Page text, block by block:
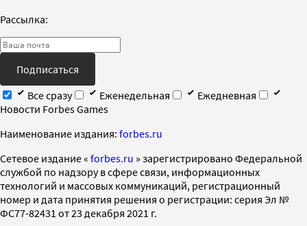
Рассылка:
Подписаться
Все сразу
Еженедельная
Ежедневная
Новости Forbes Games
Наименование издания: forbes.ru
Cетевое издание « forbes.ru » зарегистрировано Федеральной
службой по надзору в сфере связи, информационных
технологий и массовых коммуникаций, регистрационный
номер и дата принятия решения о регистрации: серия Эл №
ФС77-82431 от 23 декабря 2021 г.